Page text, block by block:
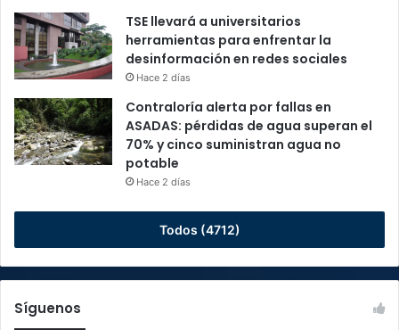
TSE llevará a universitarios
herramientas para enfrentar la
desinformación en redes sociales
Hace 2 días
Contraloría alerta por fallas en
ASADAS: pérdidas de agua superan el
70% y cinco suministran agua no
potable
Hace 2 días
Todos (4712)
Síguenos